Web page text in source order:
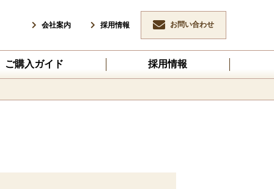
会社案内 採用情報 お問い合わせ
ご購入ガイド 採用情報